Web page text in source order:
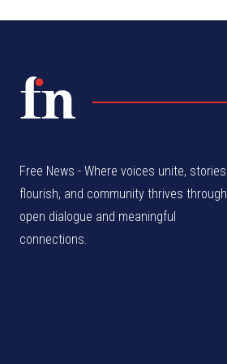
Free News - Where voices unite, stories
flourish, and community thrives through
open dialogue and meaningful
connections.